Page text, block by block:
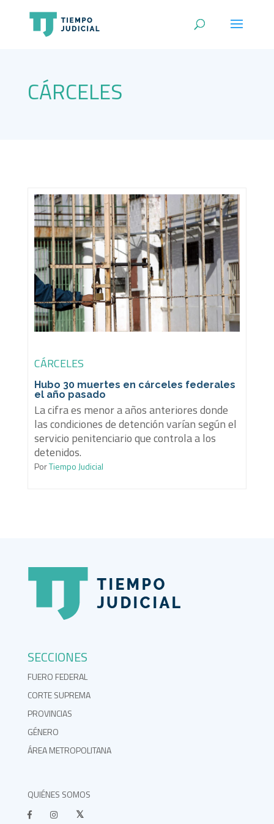
CÁRCELES
CÁRCELES
Hubo 30 muertes en cárceles federales
el año pasado
La cifra es menor a años anteriores donde
las condiciones de detención varían según el
servicio penitenciario que controla a los
detenidos.
PorTiempo Judicial
SECCIONES
FUERO FEDERAL
CORTE SUPREMA
PROVINCIAS
GÉNERO
ÁREA METROPOLITANA
QUIÉNES SOMOS